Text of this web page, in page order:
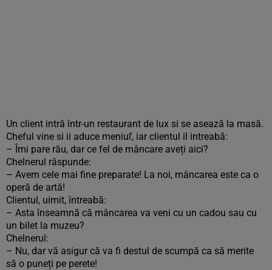
Un client intră într-un restaurant de lux si se asează la masă.
Cheful vine si ii aduce meniuľ, iar clientul il intreabă:
– Îmi pare rău, dar ce fel de mâncare aveți aici?
Chelnerul răspunde:
– Avem cele mai fine preparate! La noi, mâncarea este ca o
operă de artă!
Clientul, uimit, întreabă:
– Asta înseamnă că mâncarea va veni cu un cadou sau cu
un bilet la muzeu?
Chelnerul:
– Nu, dar vă asigur că va fi destul de scumpă ca să merite
să o puneți pe perete!